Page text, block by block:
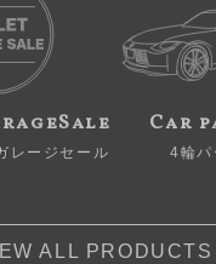
レージセール
Car
4輪パ
ALL PRODUCTS